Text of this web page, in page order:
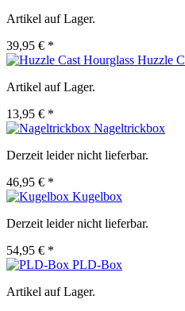
Artikel auf Lager.
39,95 € *
Huzzle
Artikel auf Lager.
13,95 € *
Nageltrickbox
Derzeit leider nicht lieferbar.
46,95 € *
Kugelbox
Derzeit leider nicht lieferbar.
54,95 € *
PLD-Box
Artikel auf Lager.